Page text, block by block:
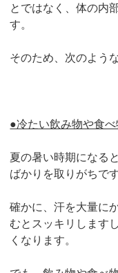
とではなく、体の内
す。
そのため、次のよう
●冷たい飲み物や食
夏の暑い時期になる
ばかりを取りがちです
確かに、汗を大量に
むとスッキリします
くなります。